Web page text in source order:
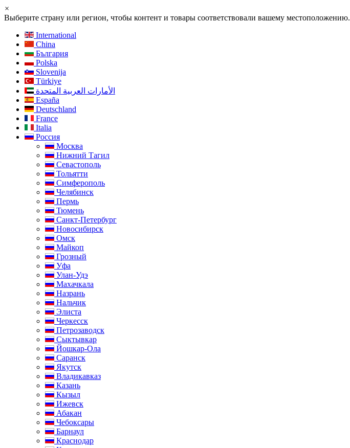
×
Выберите страну или регион, чтобы контент и товары соответствовали вашему местоположению.
International
China
България
Polska
Slovenija
Türkiye
الأمارات العربية المتحدة
España
Deutschland
France
Italia
Россия
Москва
Нижний Тагил
Севастополь
Тольятти
Симферополь
Челябинск
Пермь
Тюмень
Санкт-Петербург
Новосибирск
Омск
Майкоп
Грозный
Уфа
Улан-Удэ
Махачкала
Назрань
Нальчик
Элиста
Черкесск
Петрозаводск
Сыктывкар
Йошкар-Ола
Саранск
Якутск
Владикавказ
Казань
Кызыл
Ижевск
Абакан
Чебоксары
Барнаул
Краснодар